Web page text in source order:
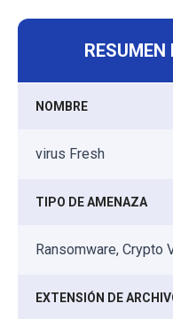
NOMBRE
virus Fresh
TIPO DE AMENAZA
Ransomware, Crypto
EXTENSIÓN DE